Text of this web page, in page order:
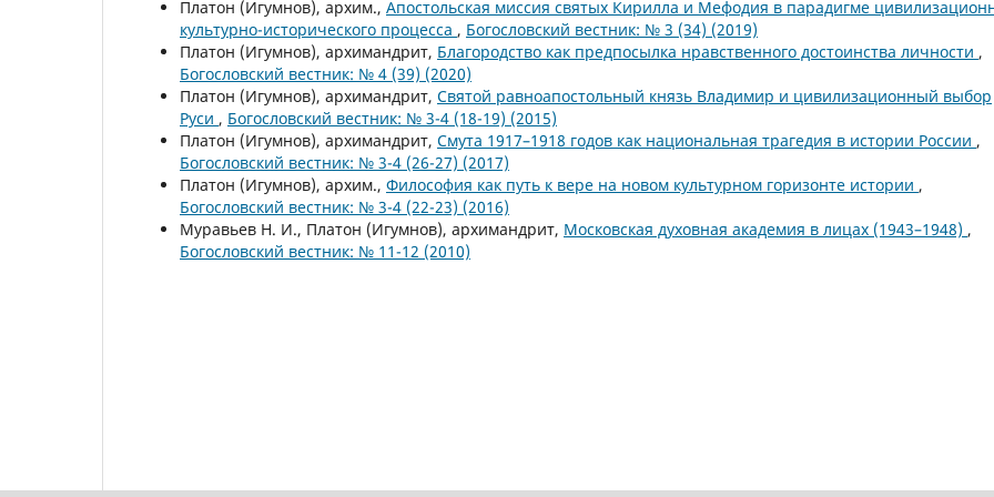
Платон (Игумнов), архим., Апостольская миссия святых Кирилла и Мефодия в парадигме
культурно-исторического процесса , Богословский вестник: № 3 (34) (2019)
Платон (Игумнов), архимандрит, Благородство как предпосылка нравственного достоинства личности ,
Богословский вестник: № 4 (39) (2020)
Платон (Игумнов), архимандрит, Святой равноапостольный князь Владимир и цивилизационный выбор
Руси , Богословский вестник: № 3-4 (18-19) (2015)
Платон (Игумнов), архимандрит, Смута 1917–1918 годов как национальная трагедия в истории России ,
Богословский вестник: № 3-4 (26-27) (2017)
Платон (Игумнов), архим., Философия как путь к вере на новом культурном горизонте истории ,
Богословский вестник: № 3-4 (22-23) (2016)
Муравьев Н. И., Платон (Игумнов), архимандрит, Московская духовная академия в лицах (1943–1948) ,
Богословский вестник: № 11-12 (2010)